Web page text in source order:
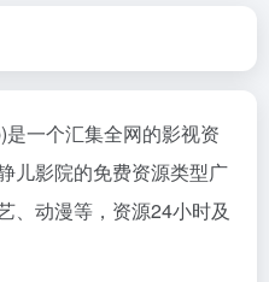
是一个汇集全网的影视资
儿影院的免费资源类型广
、动漫等，资源24小时及